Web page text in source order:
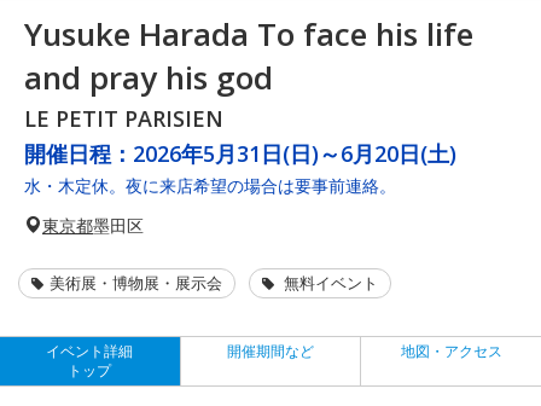
Yusuke Harada To face his life
and pray his god
LE PETIT PARISIEN
開催日程： 2026年5月31日(日)～6月20日(土)
水・木定休。夜に来店希望の場合は要事前連絡。
東京都墨田区
美術展・博物展・展示会 無料イベント
イベント詳細
トップ
開催期間など 地図・アクセス